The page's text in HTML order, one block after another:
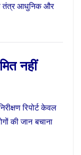
तंत्र आधुनिक और
नहीं
रिपोर्ट केवल
की जान बचाना